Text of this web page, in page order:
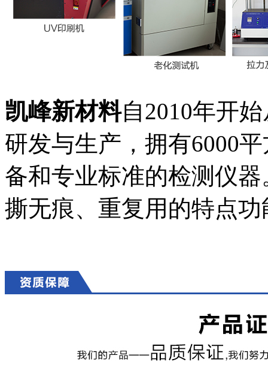
凯峰新材料自2010年开
研发与生产，拥有6000
备和专业标准的检测仪
撕无痕、重复用的特点功